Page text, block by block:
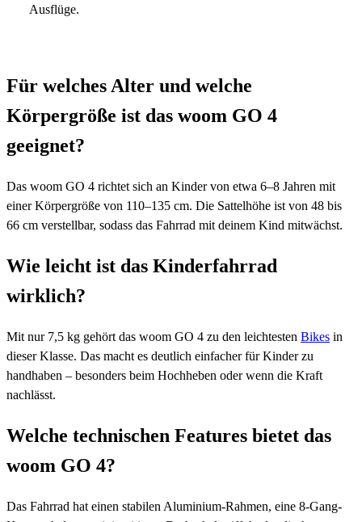
Ausflüge.
Für welches Alter und welche
Körpergröße ist das woom GO 4
geeignet?
Das woom GO 4 richtet sich an Kinder von etwa 6–8 Jahren mit
einer Körpergröße von 110–135 cm. Die Sattelhöhe ist von 48 bis
66 cm verstellbar, sodass das Fahrrad mit deinem Kind mitwächst.
Wie leicht ist das Kinderfahrrad
wirklich?
Mit nur 7,5 kg gehört das woom GO 4 zu den leichtesten Bikes in
dieser Klasse. Das macht es deutlich einfacher für Kinder zu
handhaben – besonders beim Hochheben oder wenn die Kraft
nachlässt.
Welche technischen Features bietet das
woom GO 4?
Das Fahrrad hat einen stabilen Aluminium-Rahmen, eine 8-Gang-